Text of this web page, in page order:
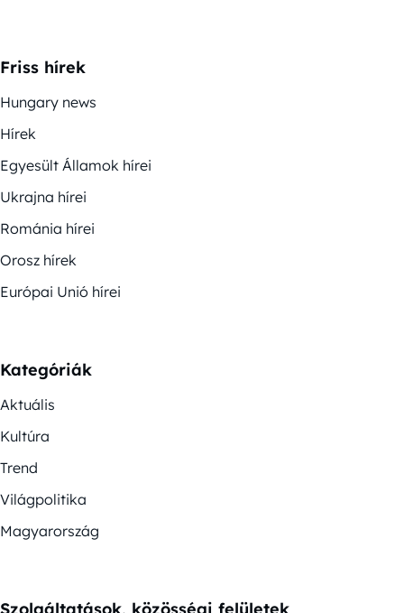
Friss hírek
Hungary news
Hírek
Egyesült Államok hírei
Ukrajna hírei
Románia hírei
Orosz hírek
Európai Unió hírei
Kategóriák
Aktuális
Kultúra
Trend
Világpolitika
Magyarország